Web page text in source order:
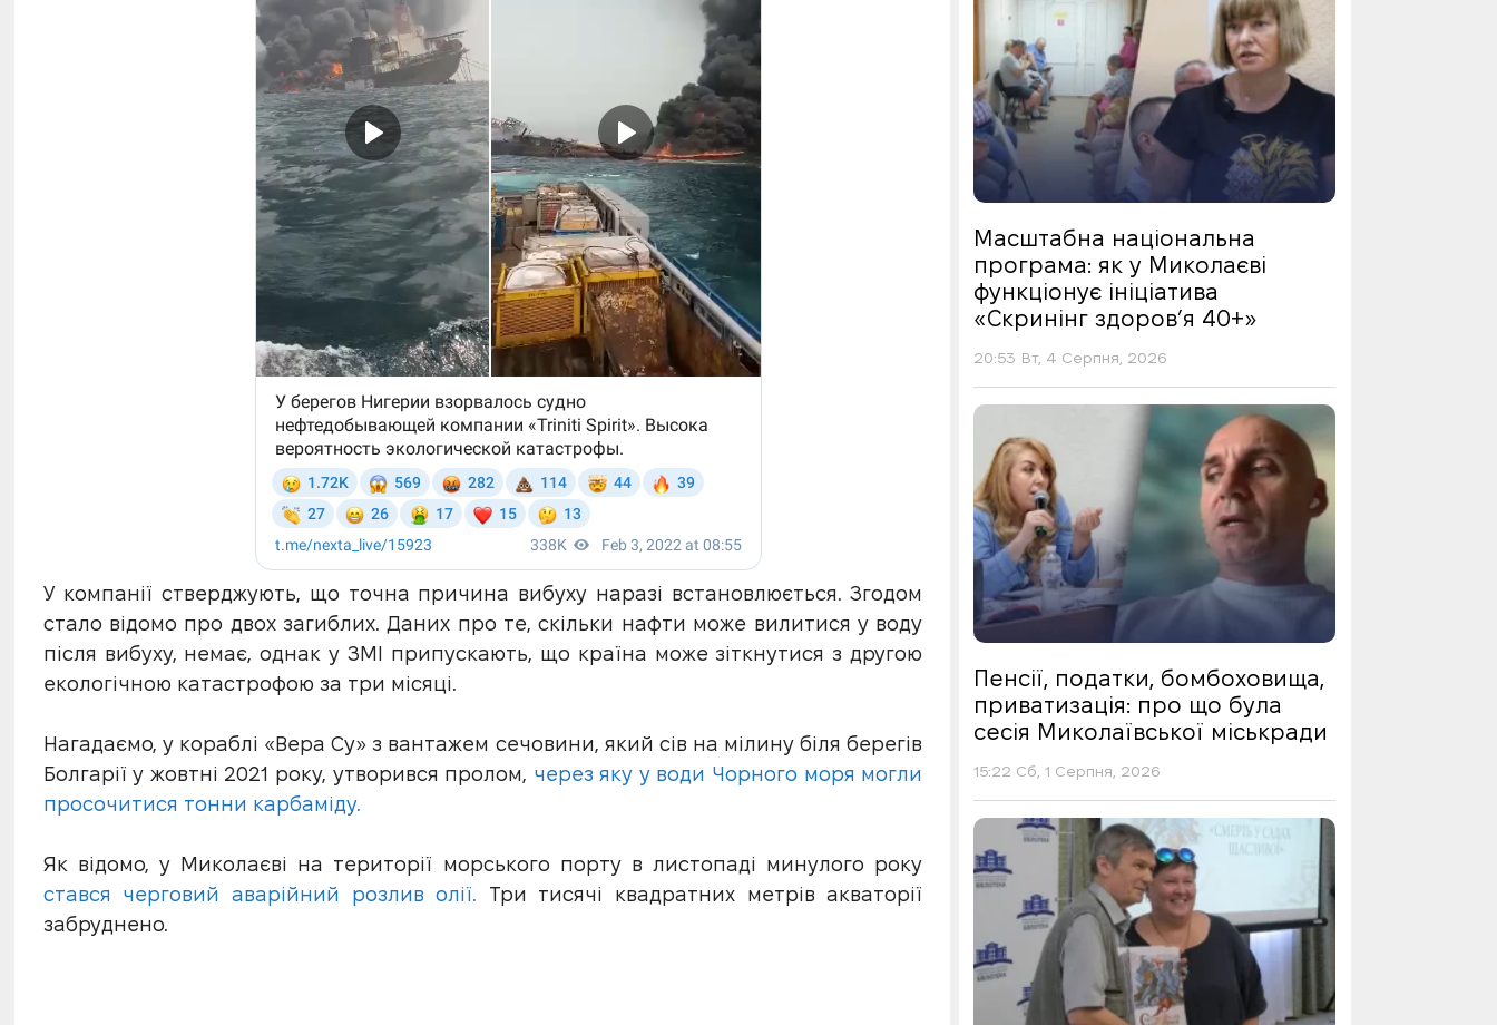
У компанії стверджують, що точна причина вибуху наразі встановлюється. Згодом
стало відомо про двох загиблих. Даних про те, скільки нафти може вилитися у воду
після вибуху, немає, однак у ЗМІ припускають, що країна може зіткнутися з другою
екологічною катастрофою за три місяці.
Нагадаємо, у кораблі «Вера Су» з вантажем сечовини, який сів на мілину біля берегів
Болгарії у жовтні 2021 року, утворився пролом, через яку у води Чорного моря могли
просочитися тонни карбаміду.
Як відомо, у Миколаєві на території морського порту в листопаді минулого року
стався черговий аварійний розлив олії. Три тисячі квадратних метрів акваторії
забруднено.
Масштабна національна
програма: як у Миколаєві
функціонує ініціатива
«Скринінг здоровʼя 40+»
20:53 Вт, 4 Серпня, 2026
Пенсії, податки, бомбоховища,
приватизація: про що була
сесія Миколаївської міськради
15:22 Сб, 1 Серпня, 2026